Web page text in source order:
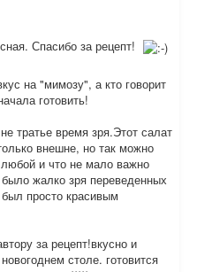
Спасибо за рецепт!
на "мимозу", а кто говорит
готовить!
тратье время зря.Этот салат
внешне, но так можно
любой и что не мало важно
жалко зря переведенных
просто красивым
за рецепт!вкусно и
столе. готовится